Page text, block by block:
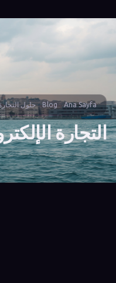
Ana Sayfa
Blog حلول
التجارة